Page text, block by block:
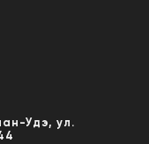
Удэ, ул.